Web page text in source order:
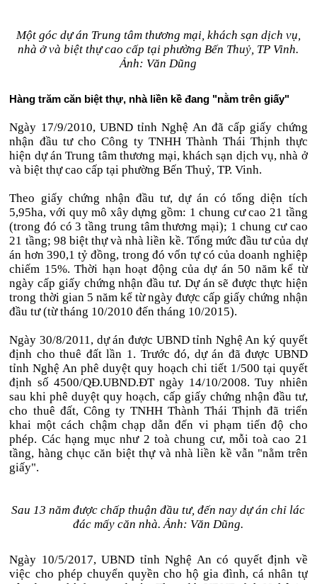
Một góc dự án Trung tâm thương mại, khách sạn dịch vụ,
nhà ở và biệt thự cao cấp tại phường Bến Thuỷ, TP Vinh.
Ảnh: Văn Dũng
Hàng trăm căn biệt thự, nhà liền kề đang "nằm trên giấy"
Ngày 17/9/2010, UBND tỉnh Nghệ An đã cấp giấy chứng
nhận đầu tư cho Công ty TNHH Thành Thái Thịnh thực
hiện dự án Trung tâm thương mại, khách sạn dịch vụ, nhà ở
và biệt thự cao cấp tại phường Bến Thuỷ, TP. Vinh.
Theo giấy chứng nhận đầu tư, dự án có tổng diện tích
5,95ha, với quy mô xây dựng gồm: 1 chung cư cao 21 tầng
(trong đó có 3 tầng trung tâm thương mại); 1 chung cư cao
21 tầng; 98 biệt thự và nhà liền kề. Tổng mức đầu tư của dự
án hơn 390,1 tỷ đồng, trong đó vốn tự có của doanh nghiệp
chiếm 15%. Thời hạn hoạt động của dự án 50 năm kể từ
ngày cấp giấy chứng nhận đầu tư. Dự án sẽ được thực hiện
trong thời gian 5 năm kể từ ngày được cấp giấy chứng nhận
đầu tư (từ tháng 10/2010 đến tháng 10/2015).
Ngày 30/8/2011, dự án được UBND tỉnh Nghệ An ký quyết
định cho thuê đất lần 1. Trước đó, dự án đã được UBND
tỉnh Nghệ An phê duyệt quy hoạch chi tiết 1/500 tại quyết
định số 4500/QĐ.UBND.ĐT ngày 14/10/2008. Tuy nhiên
sau khi phê duyệt quy hoạch, cấp giấy chứng nhận đầu tư,
cho thuê đất, Công ty TNHH Thành Thái Thịnh đã triển
khai một cách chậm chạp dẫn đến vi phạm tiến độ cho
phép. Các hạng mục như 2 toà chung cư, mỗi toà cao 21
tầng, hàng chục căn biệt thự và nhà liền kề vẫn "nằm trên
giấy".
Sau 13 năm được chấp thuận đầu tư, đến nay dự án chỉ lác
đác mấy căn nhà. Ảnh: Văn Dũng.
Ngày 10/5/2017, UBND tỉnh Nghệ An có quyết định về
việc cho phép chuyển quyền cho hộ gia đình, cá nhân tự